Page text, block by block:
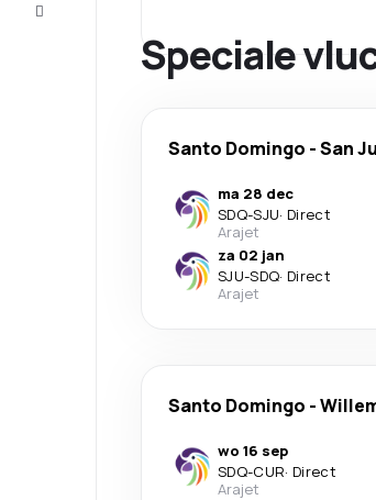
Speciale
Santo Domingo -San
ma 28 dec
SDQ-SJU· Direct
Arajet
za 02 jan
SJU-SDQ· Direct
Arajet
Santo Domingo -
wo 16 sep
SDQ-CUR· Direct
Arajet